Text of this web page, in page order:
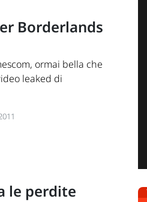
Borderlands
ormai bella che
leaked di
le perdite